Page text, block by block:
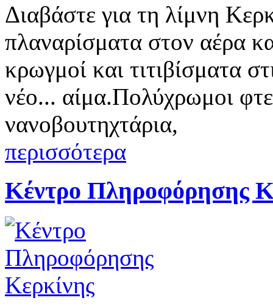
Διαβάστε για τη λίμνη
πλαναρίσματα στον αέρα
κρωγμοί και τιτιβίσματα
νέο... αίμα.Πολύχρωμοι
νανοβουτηχτάρια,
περισσότερα
Κέντρο Πληροφόρησης